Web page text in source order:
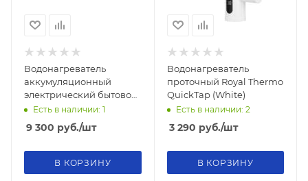
Водонагреватель
аккумуляционный
электрический бытовой
THERMEX Garanterm ES
Есть в наличии: 1
9 300 руб./шт
В КОРЗИНУ
Водонагреватель
проточный Royal Thermo
QuickTap (White)
Есть в наличии: 2
3 290 руб./шт
В КОРЗИНУ